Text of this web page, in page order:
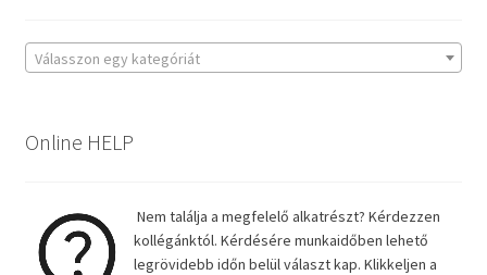
Válasszon egy kategóriát
Online HELP
Nem találja a megfelelő alkatrészt? Kérdezzen
kollégánktól. Kérdésére munkaidőben lehető
legrövidebb időn belül választ kap. Klikkeljen a